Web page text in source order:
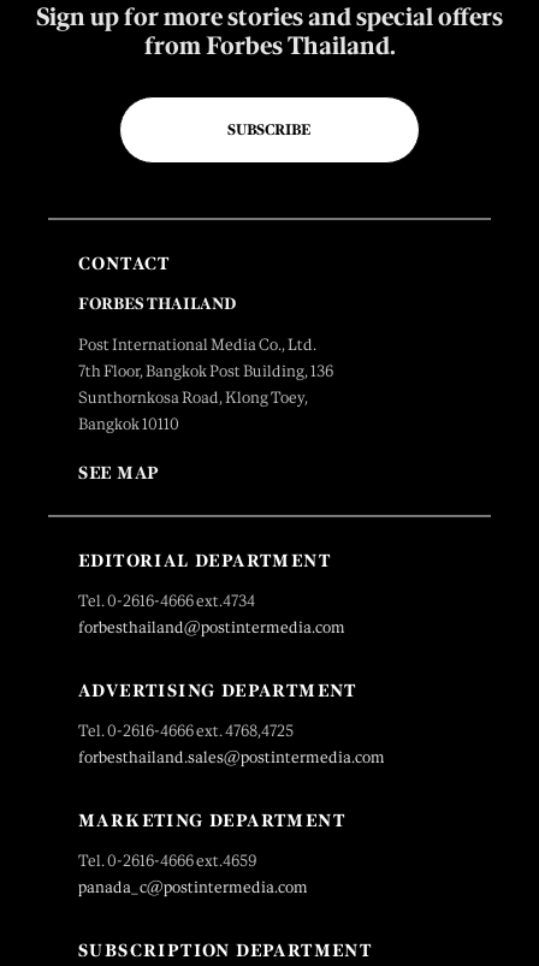
Sign up for more stories and special offers
from Forbes Thailand.
SUBSCRIBE
CONTACT
FORBES THAILAND
Post International Media Co., Ltd.
7th Floor, Bangkok Post Building, 136
Sunthornkosa Road, Klong Toey,
Bangkok 10110
SEE MAP
EDITORIAL DEPARTMENT
Tel. 0-2616-4666 ext.4734
forbesthailand@postintermedia.com
ADVERTISING DEPARTMENT
Tel. 0-2616-4666 ext. 4768,4725
forbesthailand.sales@postintermedia.com
MARKETING DEPARTMENT
Tel. 0-2616-4666 ext.4659
panada_c@postintermedia.com
SUBSCRIPTION DEPARTMENT